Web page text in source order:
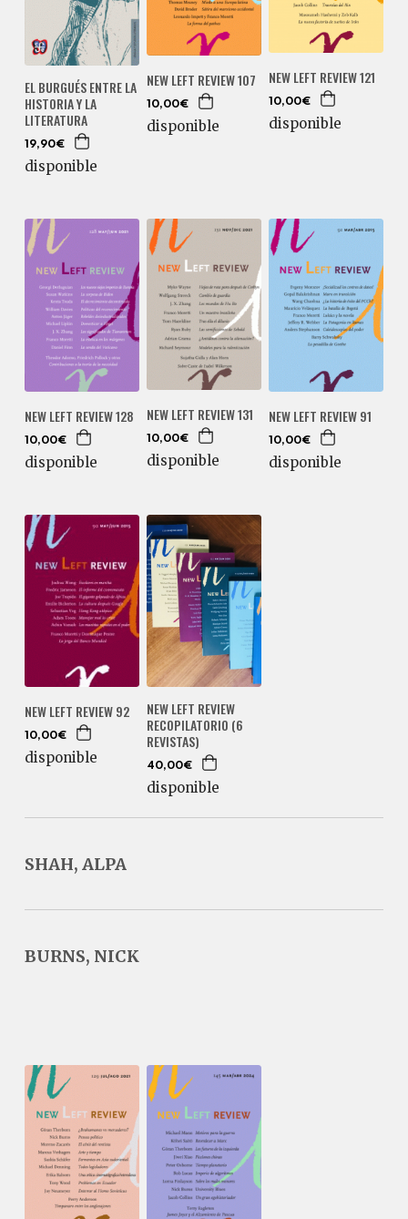
EL BURGUÉS ENTRE LA
HISTORIA Y LA
LITERATURA
19,90€
disponible
NEW LEFT REVIEW 107
10,00€
disponible
NEW LEFT REVIEW 121
10,00€
disponible
NEW LEFT REVIEW 128
10,00€
disponible
NEW LEFT REVIEW 131
10,00€
disponible
NEW LEFT REVIEW 91
10,00€
disponible
NEW LEFT REVIEW 92
10,00€
disponible
NEW LEFT REVIEW
RECOPILATORIO (6
REVISTAS)
40,00€
disponible
SHAH, ALPA
BURNS, NICK